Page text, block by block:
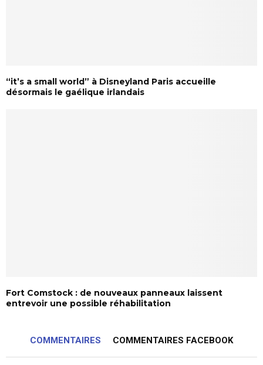
“it’s a small world” à Disneyland Paris accueille
désormais le gaélique irlandais
Fort Comstock : de nouveaux panneaux laissent
entrevoir une possible réhabilitation
COMMENTAIRES COMMENTAIRES FACEBOOK